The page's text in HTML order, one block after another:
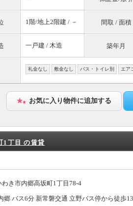
1階/地上2階建 / － 間取 / 面積
一戸建 / 木造 築年月
礼金なし 敷金なし バス・トイレ別 エア
お気に入り物件に追加する
1丁目 の賃貸
わき市内郷高坂町1丁目78-4
郷 バス6分 新常磐交通 立野バス停から徒歩